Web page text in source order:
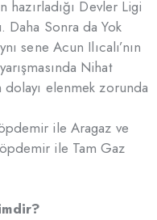
hazırladığı Devler Ligi
Daha Sonra da Yok
sene Acun Ilıcalı’nın
Nihat
dolayı elenmek zorunda
ile Aragaz ve
ile Tam Gaz